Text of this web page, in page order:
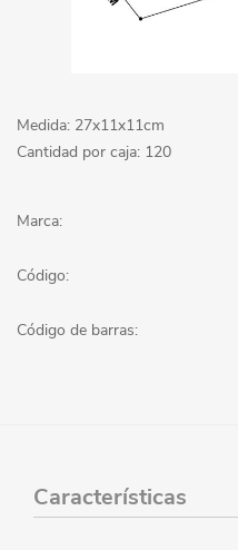
Medida: 27x11x11cm
Cantidad por caja: 120
Marca:
Código:
Código de barras:
Características